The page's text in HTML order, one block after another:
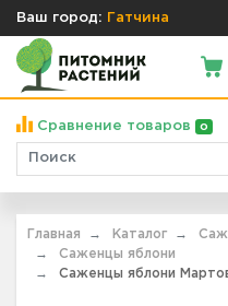
Ваш город: Гатчина
Сравнение товаров 0
Главная Каталог
Саженцы яблони
Саженцы яблони